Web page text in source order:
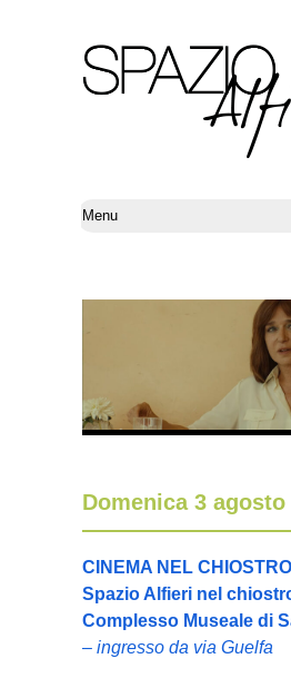
Domenica 3 agosto
CINEMA NEL CHIOSTRO
Spazio Alfieri nel
Complesso Museale di
– ingresso da via Guelfa